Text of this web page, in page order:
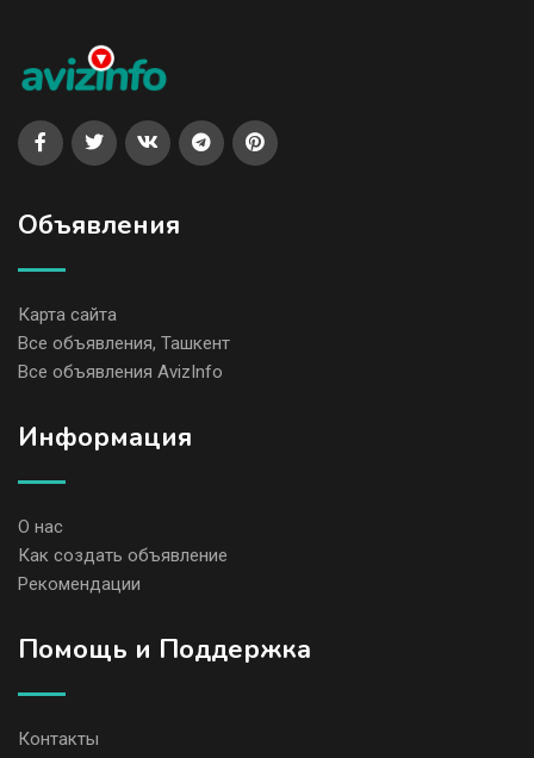
Объявления
Карта сайта
Все объявления, Ташкент
Все объявления AvizInfo
Информация
О нас
Как создать объявление
Рекомендации
Помощь и Поддержка
Контакты